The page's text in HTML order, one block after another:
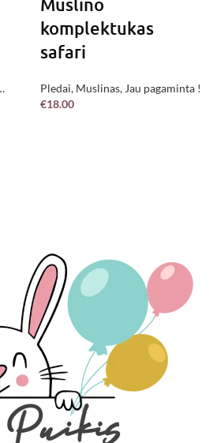
komplektukas
safari
Pledai, Muslinas, Jau pagaminta !
€18.00